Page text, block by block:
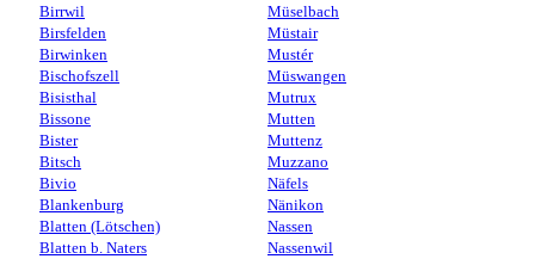
Birrwil
Birsfelden
Birwinken
Bischofszell
Bisisthal
Bissone
Bister
Bitsch
Bivio
Blankenburg
Blatten (Lötschen)
Blatten b. Naters
Müselbach
Müstair
Mustér
Müswangen
Mutrux
Mutten
Muttenz
Muzzano
Näfels
Nänikon
Nassen
Nassenwil